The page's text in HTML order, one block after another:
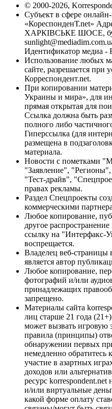
© 2000-2026,
Субъект в сфере
«КореспонденТ.net»
ХАРКІВСЬКЕ ШОСЕ,
Идентификатор медиа -
Использование любых
сайте, разрешается при
Корреспондент.net.
При копировании
Украины и мира», для
прямая открытая для
Ссылка должна быть
полного либо
Гиперссылка (для
размещена в
материала.
Новости с пометками
"Заявление",
"Тест-драйв",
правах рекламы.
Раздел Спецпроекты
коммерческими
Любое копирование,
другое
ссылку на "Интерфакс-
воспрещается.
Владелец веб-страницы
является автор
Любое копирование,
фотографий и/или
принадлежащих
запрещено.
Материалы сайта
лиц старше 21 года
может вызвать игровую
правила (принципы)
обнаружении первых
немедленно обратитесь
участие в азартных
доходов или
ресурс
и/или виртуальные
какой форме оплату